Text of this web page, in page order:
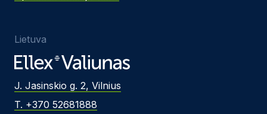
Lietuva
J. Jasinskio g. 2, Vilnius
T. +370 52681888